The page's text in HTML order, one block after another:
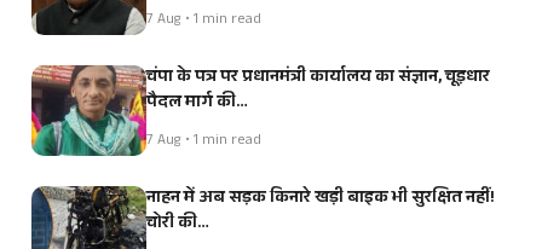
7 Aug • 1 min read
चंपा के पत्र पर प्रधानमंत्री कार्यालय का संज्ञान, चूड़धार
पैदल मार्ग की…
7 Aug • 1 min read
नाहन में अब सड़क किनारे खड़ी बाइक भी सुरक्षित नहीं!
चोरी की…